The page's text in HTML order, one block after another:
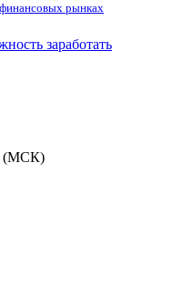
финансовых рынках
заработать
(МСК)